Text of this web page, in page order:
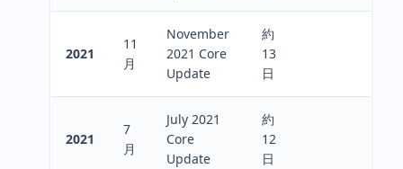
2021
11
月
November
2021 Core
Update
約
13
日
2021
7
月
July 2021
Core
Update
約
12
日